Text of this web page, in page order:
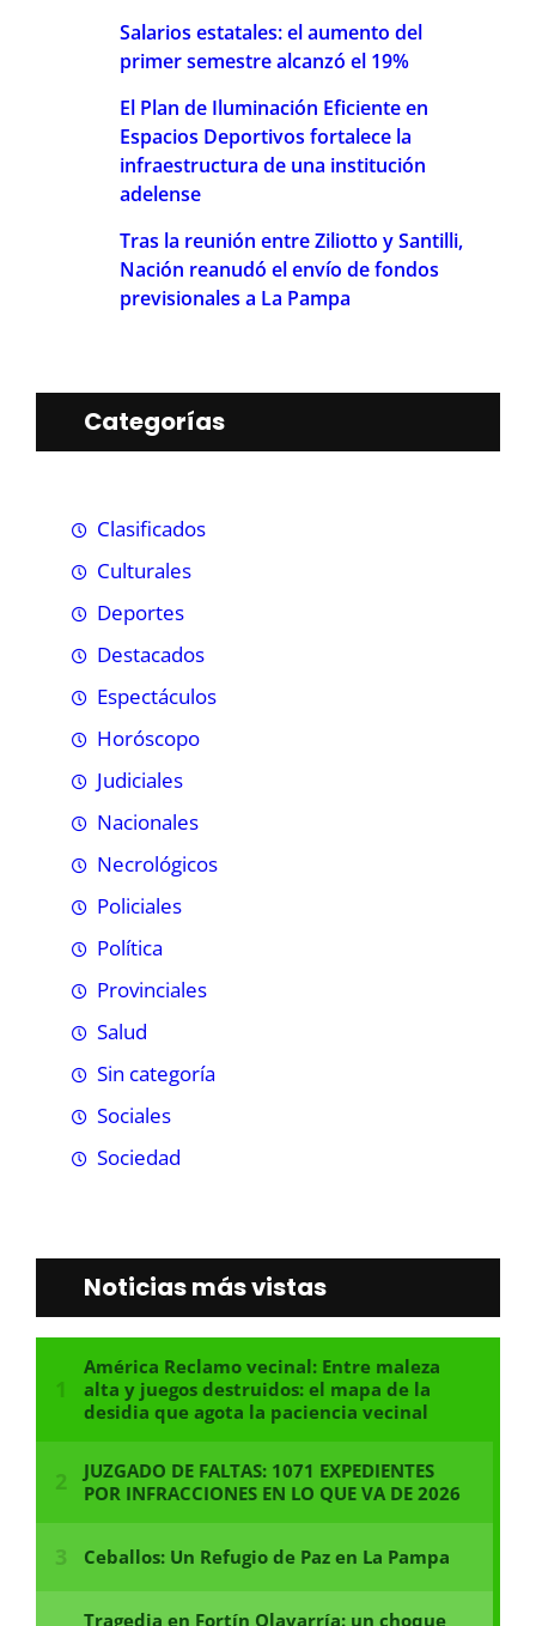
Salarios estatales: el aumento del
primer semestre alcanzó el 19%
El Plan de Iluminación Eficiente en
Espacios Deportivos fortalece la
infraestructura de una institución
adelense
Tras la reunión entre Ziliotto y Santilli,
Nación reanudó el envío de fondos
previsionales a La Pampa
Categorías
Clasificados
Culturales
Deportes
Destacados
Espectáculos
Horóscopo
Judiciales
Nacionales
Necrológicos
Policiales
Política
Provinciales
Salud
Sin categoría
Sociales
Sociedad
Noticias más vistas